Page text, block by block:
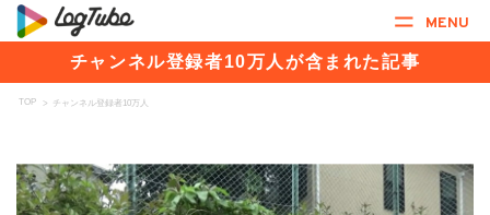
MENU
チャンネル登録者10万人が含まれた記事
TOP > チャンネル登録者10万人